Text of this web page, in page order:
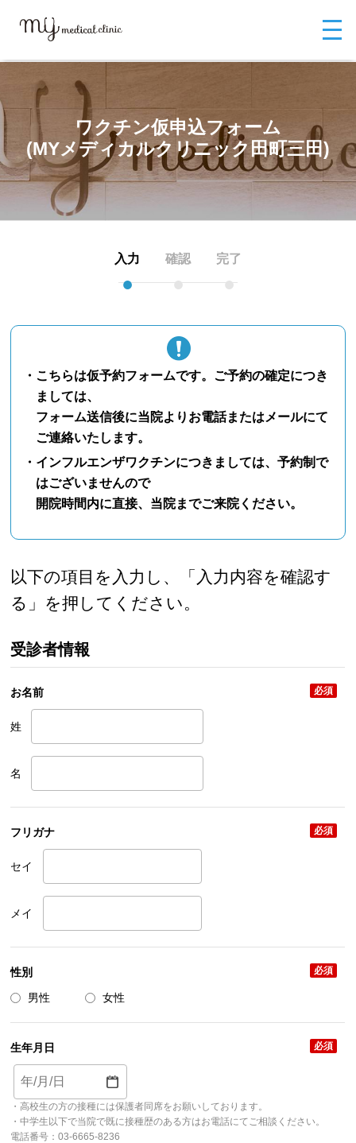
ワクチン仮申込フォーム
ワクチン仮申込フォーム
(MYメディカルクリニック田町三田)
入力
●
確認
●
完了
●
・こちらは仮予約フォームです。ご予約の確定につき
ましては、
フォーム送信後に当院よりお電話またはメールにて
ご連絡いたします。
・インフルエンザワクチンにつきましては、予約制で
はございませんので
開院時間内に直接、当院までご来院ください。
以下の項目を入力し、「入力内容を確認す
る」を押してください。
受診者情報
お名前 必須
姓
名
フリガナ 必須
セイ
メイ
性別 必須
男性 女性
生年月日 必須
・高校生の方の接種には保護者同席をお願いしております。
・中学生以下で当院で既に接種歴のある方はお電話にてご相談ください。
電話番号：03-6665-8236